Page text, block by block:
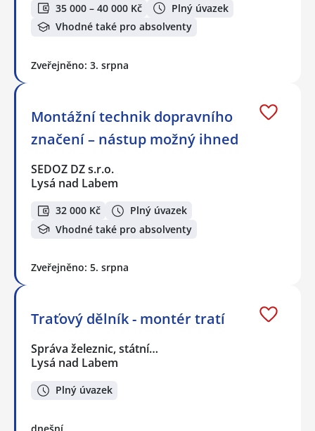
35 000 – 40 000 Kč
Plný úvazek
Vhodné také pro absolventy
Zveřejněno: 3. srpna
Montážní technik dopravního
značení – nástup možný ihned
SEDOZ DZ s.r.o.
Lysá nad Labem
32 000 Kč
Plný úvazek
Vhodné také pro absolventy
Zveřejněno: 5. srpna
Traťový dělník - montér tratí
Správa železnic, státní…
Lysá nad Labem
Plný úvazek
dnešní